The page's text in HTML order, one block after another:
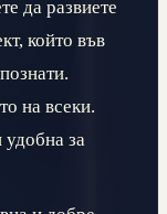
да развиете
който във
на всеки.
за